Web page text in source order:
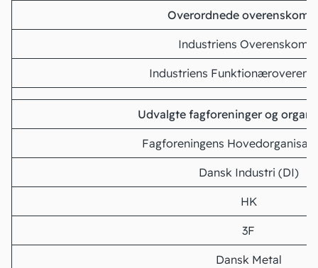
Overordnede
Industriens Overenskomst
Industriens
Udvalgte fagforeninger og
Fagforeningens
Dansk Industri (DI)
HK
3F
Dansk Metal